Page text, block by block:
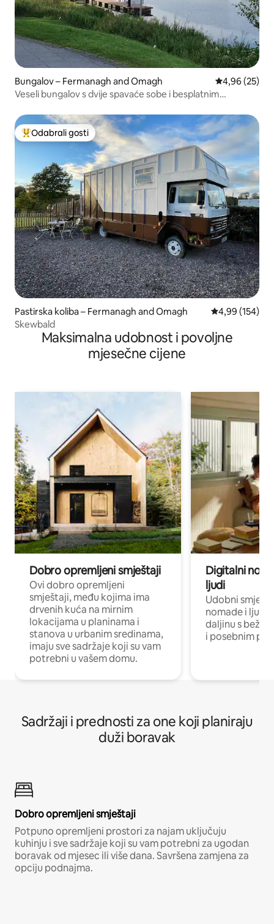
Bungalov – Fermanagh and Omagh Prosječna
4,96 (25)
Veseli bungalov s dvije spavaće sobe i besplatnim
Među najviše rangiranima s oznakom „Odabrali gosti”
Odabrali gosti
Pastirska koliba – Fermanagh and Omagh Prosječna
4,99 (154)
Skewbald
Maksimalna udobnost i povoljne
mjesečne cijene
Dobro opremljeni smještaji
Ovi dobro opremljeni
smještaji, među kojima ima
drvenih kuća na mirnim
lokacijama u planinama i
stanova u urbanim sredinama,
imaju sve sadržaje koji su vam
potrebni u vašem domu.
Digitalni
ljudi
Udobni
nomade i ljude
daljinu s
i posebnim
Sadržaji i prednosti za one koji planiraju
duži boravak
Dobro opremljeni smještaji
Potpuno opremljeni prostori za najam uključuju
kuhinju i sve sadržaje koji su vam potrebni za ugodan
boravak od mjesec ili više dana. Savršena zamjena za
opciju podnajma.